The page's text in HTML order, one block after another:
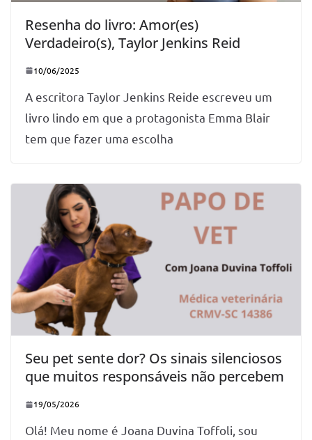
Resenha do livro: Amor(es)
Verdadeiro(s), Taylor Jenkins Reid
10/06/2025
A escritora Taylor Jenkins Reide escreveu um
livro lindo em que a protagonista Emma Blair
tem que fazer uma escolha
Seu pet sente dor? Os sinais silenciosos
que muitos responsáveis não percebem
19/05/2026
Olá! Meu nome é Joana Duvina Toffoli, sou